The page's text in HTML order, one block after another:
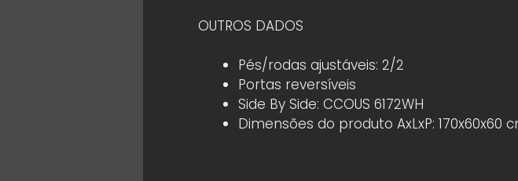
OUTROS DADOS
Pés/rodas ajustáveis: 2/2
Portas reversíveis
Side By Side: CCOUS 6172WH
Dimensões do produto AxLxP: 170x60x60